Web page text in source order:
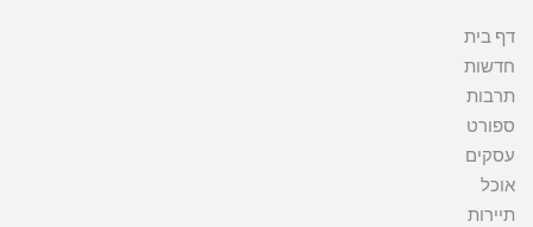
דף בית
חדשות
תרבות
ספורט
עסקים
אוכל
תיירות